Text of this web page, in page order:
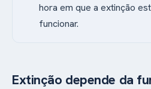
hora em que a extinção
funcionar.
Extinção depende da